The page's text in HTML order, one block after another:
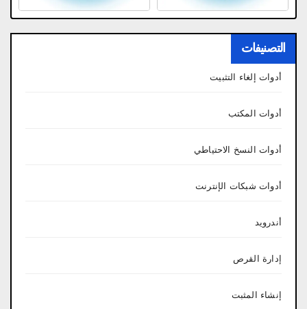
التصنيفات
أدوات إلغاء التثبيت
أدوات المكتب
أدوات النسخ الاحتياطي
أدوات شبكات الإنترنت
أندرويد
إدارة القرص
إنشاء المثبت